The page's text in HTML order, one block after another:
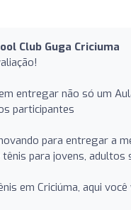
Club Guga Criciuma
entregar não só um
participantes
para entregar a
tênis para jovens,
em Criciúma, aqui